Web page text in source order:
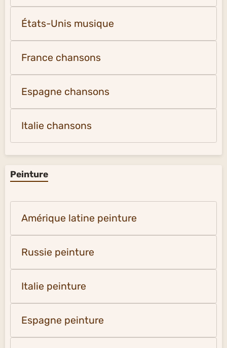
États-Unis musique
France chansons
Espagne chansons
Italie chansons
Peinture
Amérique latine peinture
Russie peinture
Italie peinture
Espagne peinture